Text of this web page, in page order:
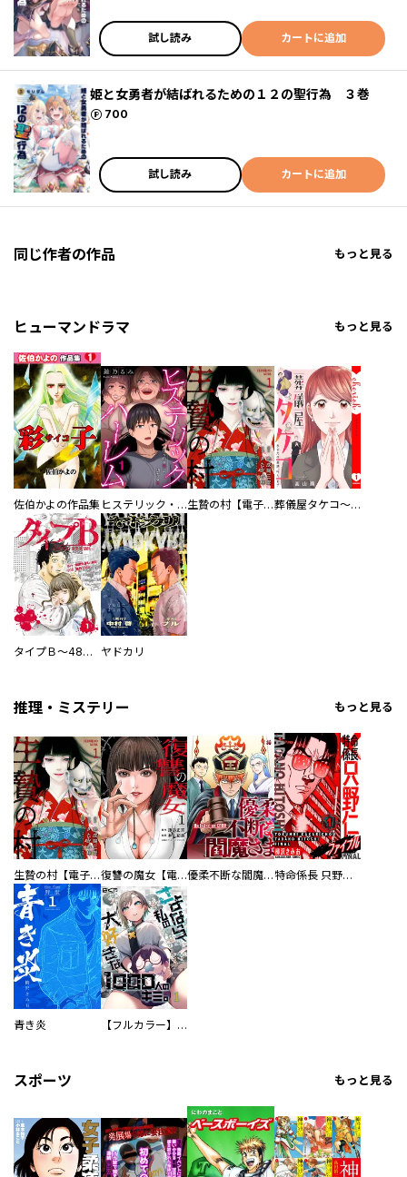
試し読み カートに追加
姫と女勇者が結ばれるための１２の聖行為 ３巻
700
ポイント
試し読み カートに追加
同じ作者の作品 もっと見る
ヒューマンドラマ もっと見る
佐伯かよの作品集 ヒステリック・ハーレム～搾られる男と堕ちる女～【電子単行本版】 生贄の村【電子単行本版】 葬儀屋タケコ～あなたの最期、叶えます【電子単行本版】
タイプＢ～48時間後、致死率100％～【単話】 ヤドカリ
推理・ミステリー もっと見る
生贄の村【電子単行本版】 復讐の魔女【電子単行本版】 優柔不断な閻魔さま 特命係長 只野仁ファイナル 愛蔵版
青き炎 【フルカラー】さよなら、私の大好きな１０００人のキミ。
スポーツ もっと見る